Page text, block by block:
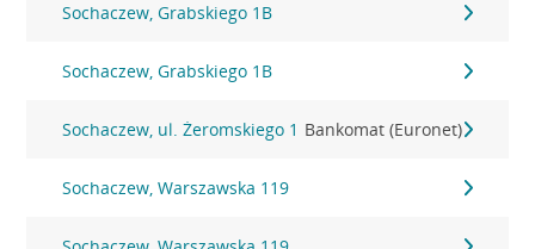
Sochaczew, Grabskiego 1B
Sochaczew, Grabskiego 1B
Sochaczew, ul. Żeromskiego 1 Bankomat (Euronet)
Sochaczew, Warszawska 119